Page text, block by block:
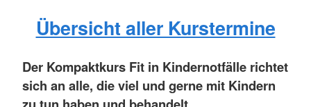
Übersicht aller Kurstermine
Der Kompaktkurs Fit in Kindernotfälle richtet
sich an alle, die viel und gerne mit Kindern